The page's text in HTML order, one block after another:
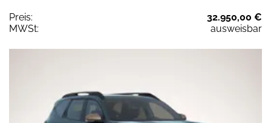
Preis:
32.950,00 €
MWSt:
ausweisbar